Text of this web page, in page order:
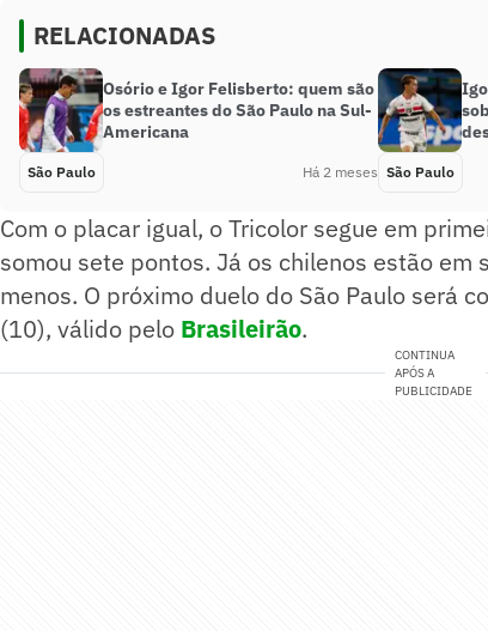
RELACIONADAS
Osório e Igor Felisberto: quem são
os estreantes do São Paulo na Sul-
Americana
São Paulo Há 2 meses São Paulo
Com o placar igual, o Tricolor segue em
somou sete pontos. Já os chilenos estão em
menos. O próximo duelo do São Paulo será
(10), válido pelo Brasileirão.
CONTINUA
APÓS A
PUBLICIDADE